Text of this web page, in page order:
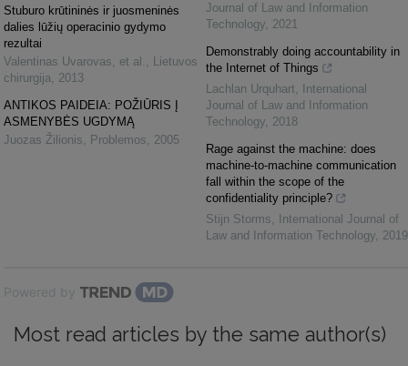
Stuburo krūtininės ir juosmeninės
dalies lūžių operacinio gydymo
rezultai
Valentinas Uvarovas, et al. , Lietuvos
chirurgija, 2013
ANTIKOS PAIDEIA: POŽIŪRIS Į
ASMENYBĖS UGDYMĄ
Juozas Žilionis, Problemos, 2005
Journal of Law and Information
Technology, 2021
Demonstrably doing accountability in
the Internet of Things
Lachlan Urquhart,
International
Journal of Law and Information
Technology, 2018
Rage against the machine: does
machine-to-machine communication
fall within the scope of the
confidentiality principle?
Stijn Storms,
International Journal of
Law and Information Technology, 2019
Powered by
Most read articles by the same author(s)